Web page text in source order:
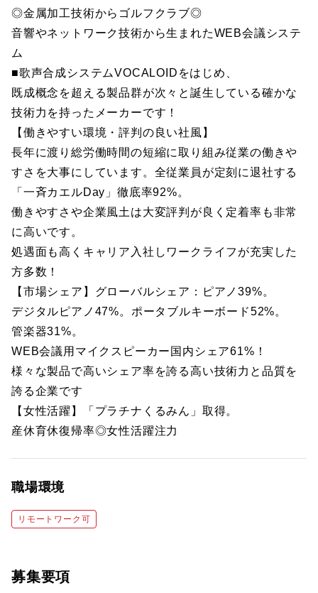
◎金属加工技術からゴルフクラブ◎
音響やネットワーク技術から生まれたWEB会議システ
ム
■歌声合成システムVOCALOIDをはじめ、
既成概念を超える製品群が次々と誕生している確かな
技術力を持ったメーカーです！
【働きやすい環境・評判の良い社風】
長年に渡り総労働時間の短縮に取り組み従業の働きや
すさを大事にしています。全従業員が定刻に退社する
「一斉カエルDay」徹底率92%。
働きやすさや企業風土は大変評判が良く定着率も非常
に高いです。
処遇面も高くキャリア入社しワークライフが充実した
方多数！
【市場シェア】グローバルシェア：ピアノ39%。
デジタルピアノ47%。ポータブルキーボード52%。
管楽器31%。
WEB会議用マイクスピーカー国内シェア61%！
様々な製品で高いシェア率を誇る高い技術力と品質を
誇る企業です
【女性活躍】「プラチナくるみん」取得。
産休育休復帰率◎女性活躍注力
職場環境
リモートワーク可
募集要項